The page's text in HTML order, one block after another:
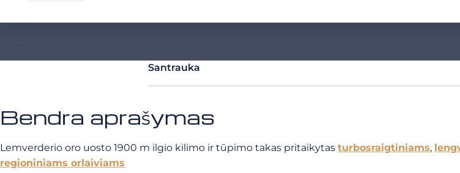
Santrauka
Bendra aprašymas
Lemverderio oro uosto 1900 m ilgio kilimo ir tūpimo takas pritaikytas turbosraigtiniams,
regioniniams orlaiviams